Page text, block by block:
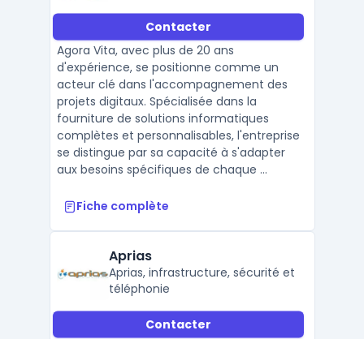
Contacter
Agora Vita, avec plus de 20 ans
d'expérience, se positionne comme un
acteur clé dans l'accompagnement des
projets digitaux. Spécialisée dans la
fourniture de solutions informatiques
complètes et personnalisables, l'entreprise
se distingue par sa capacité à s'adapter
aux besoins spécifiques de chaque ...
Fiche complète
Aprias
Aprias, infrastructure, sécurité et
téléphonie
Contacter